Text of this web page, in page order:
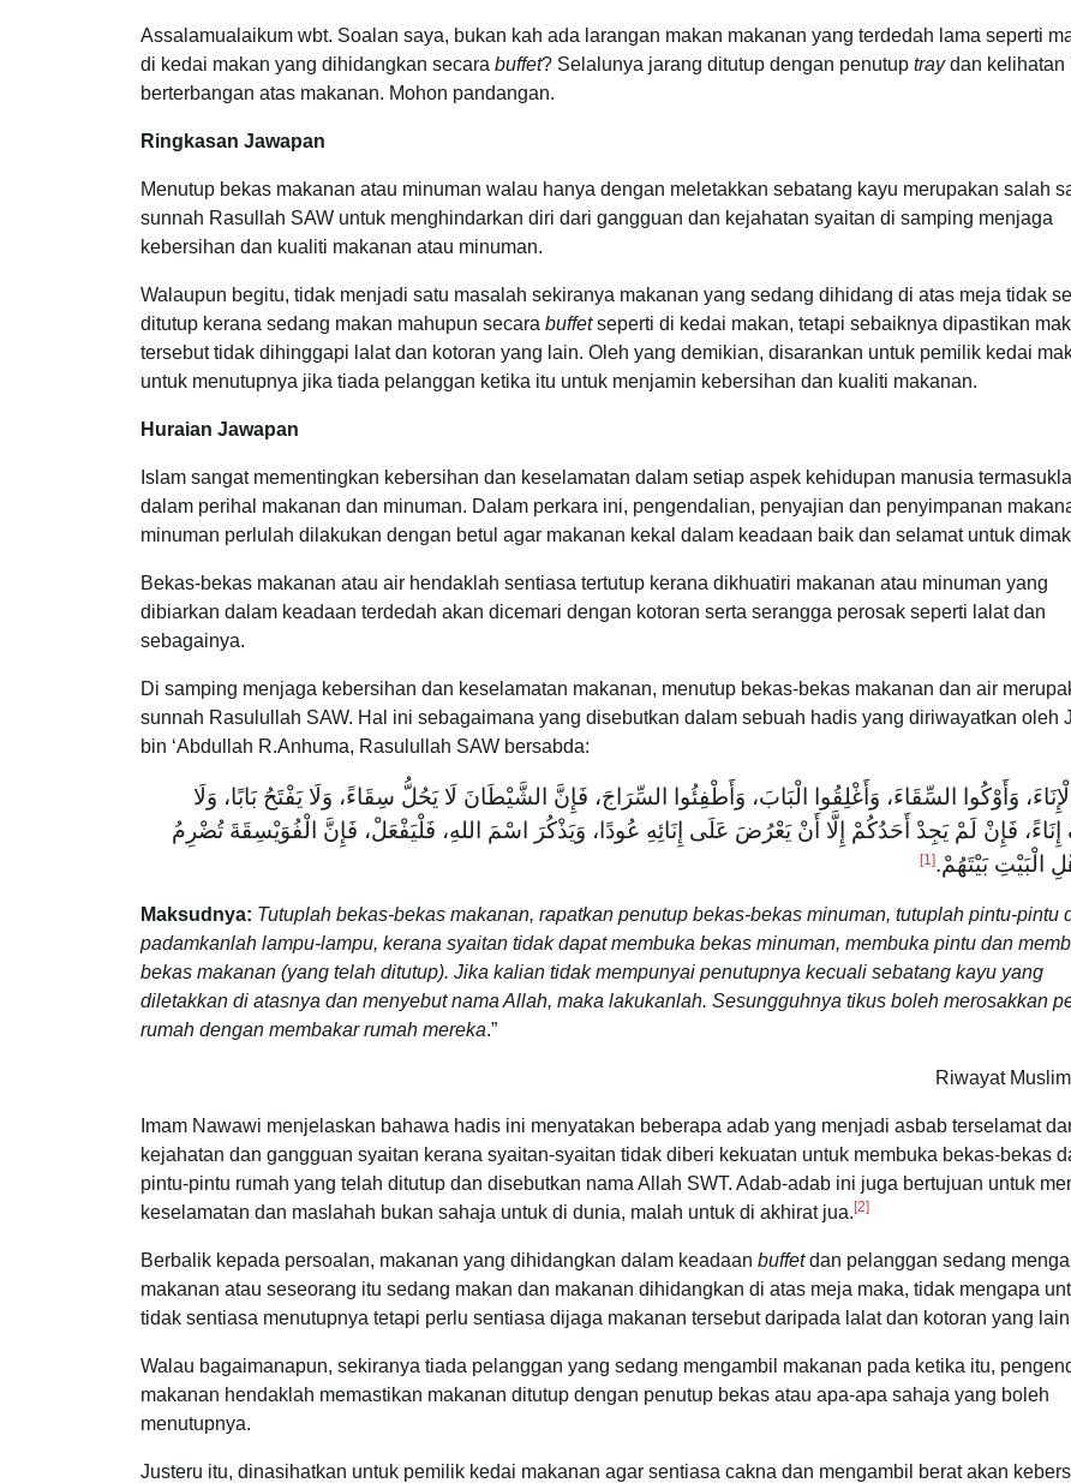
Assalamualaikum wbt. Soalan saya, bukan kah ada larangan makan makanan yang terdedah lama seperti
di kedai makan yang dihidangkan secara buffet? Selalunya jarang ditutup dengan penutup traydan kelihatan
berterbangan atas makanan. Mohon pandangan.
Ringkasan Jawapan
Menutup bekas makanan atau minuman walau hanya dengan meletakkan sebatang kayu merupakan salah
sunnah Rasullah SAW untuk menghindarkan diri dari gangguan dan kejahatan syaitan di samping menjaga
kebersihan dan kualiti makanan atau minuman.
Walaupun begitu, tidak menjadi satu masalah sekiranya makanan yang sedang dihidang di atas meja tidak
ditutup kerana sedang makan mahupun secara buffetseperti di kedai makan, tetapi sebaiknya dipastikan
tersebut tidak dihinggapi lalat dan kotoran yang lain. Oleh yang demikian, disarankan untuk pemilik kedai
untuk menutupnya jika tiada pelanggan ketika itu untuk menjamin kebersihan dan kualiti makanan.
Huraian Jawapan
Islam sangat mementingkan kebersihan dan keselamatan dalam setiap aspek kehidupan manusia
dalam perihal makanan dan minuman. Dalam perkara ini, pengendalian, penyajian dan penyimpanan
minuman perlulah dilakukan dengan betul agar makanan kekal dalam keadaan baik dan selamat untuk
Bekas-bekas makanan atau air hendaklah sentiasa tertutup kerana dikhuatiri makanan atau minuman yang
dibiarkan dalam keadaan terdedah akan dicemari dengan kotoran serta serangga perosak seperti lalat dan
sebagainya.
Di samping menjaga kebersihan dan keselamatan makanan, menutup bekas-bekas makanan dan air
sunnah Rasulullah SAW. Hal ini sebagaimana yang disebutkan dalam sebuah hadis yang diriwayatkan oleh
bin ‘Abdullah R.Anhuma, Rasulullah SAW bersabda:
وَأَوْكُوا السِّقَاءَ، وَأَغْلِقُوا الْبَابَ، وَأَطْفِئُوا السِّرَاجَ، فَإِنَّ الشَّيْطَانَ لَا يَحُلُّ سِقَاءً، وَلَا يَفْتَحُ بَابًا، وَلَا
فَإِنْ لَمْ يَجِدْ أَحَدُكُمْ إِلَّا أَنْ يَعْرُضَ عَلَى إِنَائِهِ عُودًا، وَيَذْكُرَ اسْمَ اللهِ، فَلْيَفْعَلْ، فَإِنَّ الْفُوَيْسِقَةَ تُضْرِمُ
الْبَيْتِ بَيْتَهُمْ.[1]
Maksudnya: Tutuplah bekas-bekas makanan, rapatkan penutup bekas-bekas minuman, tutuplah pintu-pintu
padamkanlah lampu-lampu, kerana syaitan tidak dapat membuka bekas minuman, membuka pintu dan
bekas makanan (yang telah ditutup). Jika kalian tidak mempunyai penutupnya kecuali sebatang kayu yang
diletakkan di atasnya dan menyebut nama Allah, maka lakukanlah. Sesungguhnya tikus boleh merosakkan
rumah dengan membakar rumah mereka.”
Riwayat
Imam Nawawi menjelaskan bahawa hadis ini menyatakan beberapa adab yang menjadi asbab terselamat
kejahatan dan gangguan syaitan kerana syaitan-syaitan tidak diberi kekuatan untuk membuka bekas-bekas
pintu-pintu rumah yang telah ditutup dan disebutkan nama Allah SWT. Adab-adab ini juga bertujuan untuk
keselamatan dan maslahah bukan sahaja untuk di dunia, malah untuk di akhirat jua.[2]
Berbalik kepada persoalan, makanan yang dihidangkan dalam keadaan buffetdan pelanggan sedang
makanan atau seseorang itu sedang makan dan makanan dihidangkan di atas meja maka, tidak mengapa
tidak sentiasa menutupnya tetapi perlu sentiasa dijaga makanan tersebut daripada lalat dan kotoran yang
Walau bagaimanapun, sekiranya tiada pelanggan yang sedang mengambil makanan pada ketika itu,
makanan hendaklah memastikan makanan ditutup dengan penutup bekas atau apa-apa sahaja yang boleh
menutupnya.
Justeru itu, dinasihatkan untuk pemilik kedai makanan agar sentiasa cakna dan mengambil berat akan